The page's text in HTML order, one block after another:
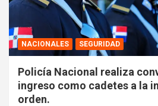
NACIONALES SEGURIDAD
Policía Nacional realiza
ingreso como cadetes a la
orden.